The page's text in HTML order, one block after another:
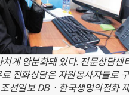
게 양분화돼 있다. 전문상담센
전화상담은 자원봉사자들로
선일보 DBㆍ한국생명의전화